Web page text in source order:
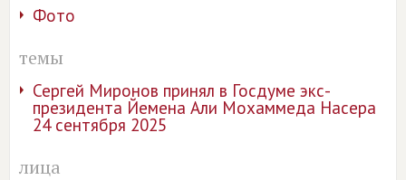
Фото
темы
Сергей Миронов принял в Госдуме экс-
президента Йемена Али Мохаммеда Насера
24 сентября 2025
лица